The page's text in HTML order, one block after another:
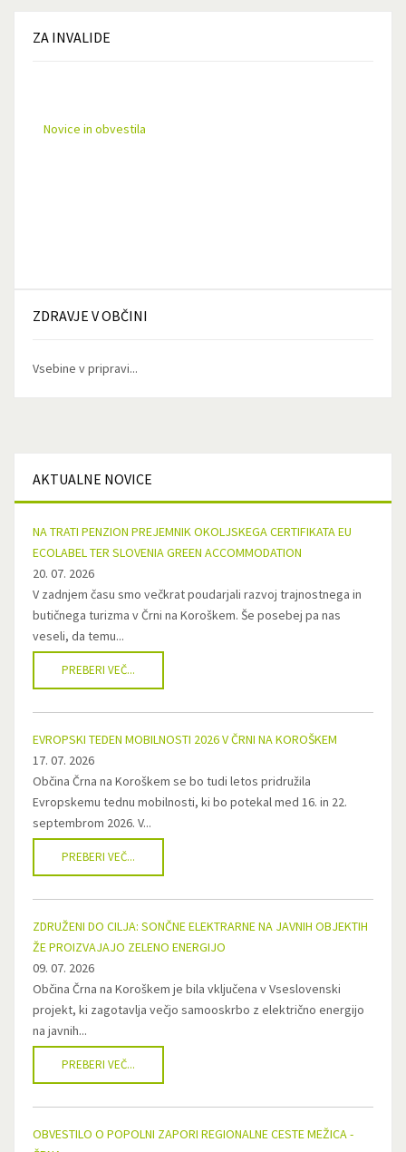
ZA INVALIDE
Novice in obvestila
ZDRAVJE V OBČINI
Vsebine v pripravi...
AKTUALNE NOVICE
NA TRATI PENZION PREJEMNIK OKOLJSKEGA CERTIFIKATA EU
ECOLABEL TER SLOVENIA GREEN ACCOMMODATION
20. 07. 2026
V zadnjem času smo večkrat poudarjali razvoj trajnostnega in
butičnega turizma v Črni na Koroškem. Še posebej pa nas
veseli, da temu...
PREBERI VEČ...
EVROPSKI TEDEN MOBILNOSTI 2026 V ČRNI NA KOROŠKEM
17. 07. 2026
Občina Črna na Koroškem se bo tudi letos pridružila
Evropskemu tednu mobilnosti, ki bo potekal med 16. in 22.
septembrom 2026. V...
PREBERI VEČ...
ZDRUŽENI DO CILJA: SONČNE ELEKTRARNE NA JAVNIH OBJEKTIH
ŽE PROIZVAJAJO ZELENO ENERGIJO
09. 07. 2026
Občina Črna na Koroškem je bila vključena v Vseslovenski
projekt, ki zagotavlja večjo samooskrbo z električno energijo
na javnih...
PREBERI VEČ...
OBVESTILO O POPOLNI ZAPORI REGIONALNE CESTE MEŽICA -